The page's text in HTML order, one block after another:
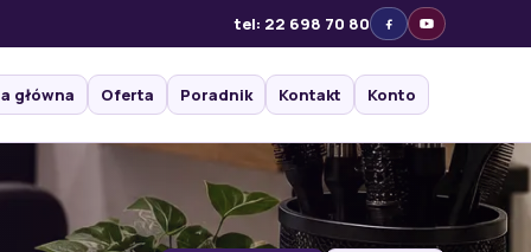
tel: 22 698 70 80
główna Oferta Poradnik Kontakt Konto